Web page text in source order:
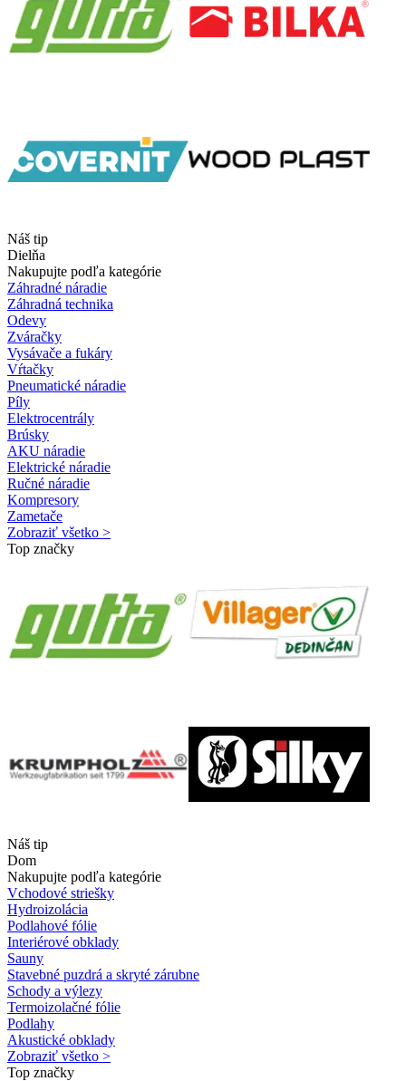
Náš tip
Dielňa
Nakupujte podľa kategórie
Záhradné náradie
Záhradná technika
Odevy
Zváračky
Vysávače a fukáry
Vŕtačky
Pneumatické náradie
Píly
Elektrocentrály
Brúsky
AKU náradie
Elektrické náradie
Ručné náradie
Kompresory
Zametače
Zobraziť všetko >
Top značky
Náš tip
Dom
Nakupujte podľa kategórie
Vchodové striešky
Hydroizolácia
Podlahové fólie
Interiérové obklady
Sauny
Stavebné puzdrá a skryté zárubne
Schody a výlezy
Termoizolačné fólie
Podlahy
Akustické obklady
Zobraziť všetko >
Top značky